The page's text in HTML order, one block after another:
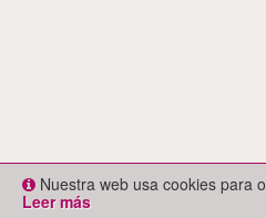
Nuestra web usa cookies para
Leer más